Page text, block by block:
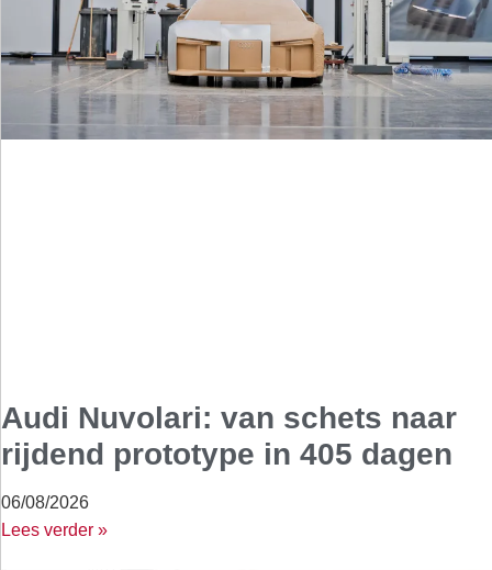
Audi Nuvolari: van schets naar
rijdend prototype in 405 dagen
06/08/2026
Lees verder »